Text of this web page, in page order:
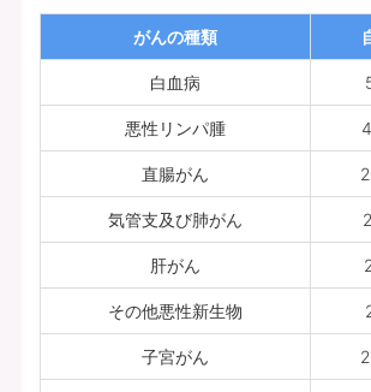
がんの種類
白血病
悪性リンパ腫
直腸がん
気管支及び肺がん
肝がん
その他悪性新生物
子宮がん